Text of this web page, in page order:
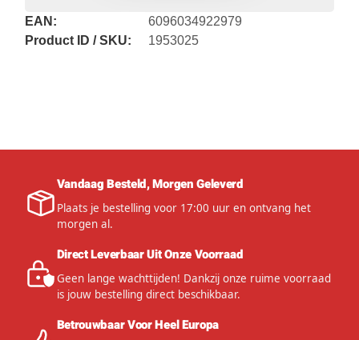
EAN:
6096034922979
Product ID / SKU:
1953025
Vandaag Besteld, Morgen Geleverd
Plaats je bestelling voor 17:00 uur en ontvang het
morgen al.
Direct Leverbaar Uit Onze Voorraad
Geen lange wachttijden! Dankzij onze ruime voorraad
is jouw bestelling direct beschikbaar.
Betrouwbaar Voor Heel Europa